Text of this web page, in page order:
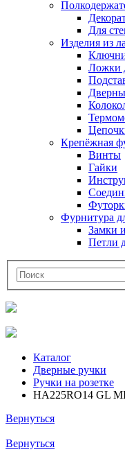
Для
Изделия из
Ложки
Крепёжная
Винты
Гайки
Фурнитура
Замки
Петли
Каталог
Дверные ручки
Ручки на розетке
HA225RO14 GL
Вернуться
Вернуться